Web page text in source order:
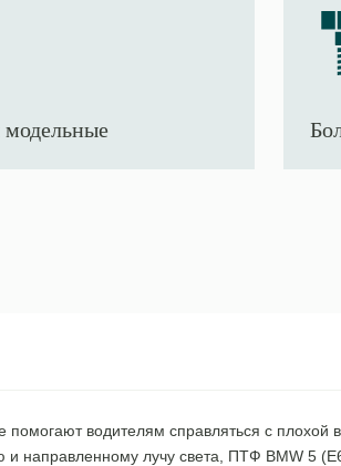
водителям справляться с плохой
направленному лучу света, ПТФ BMW 5